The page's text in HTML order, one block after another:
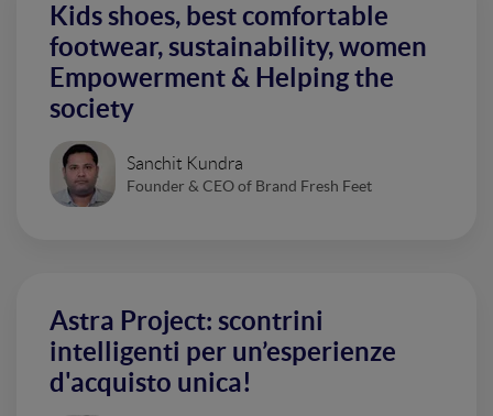
Kids shoes, best comfortable
footwear, sustainability, women
Empowerment & Helping the
society
Sanchit Kundra
Founder & CEO of Brand Fresh Feet
Astra Project: scontrini
intelligenti per un’esperienze
d'acquisto unica!